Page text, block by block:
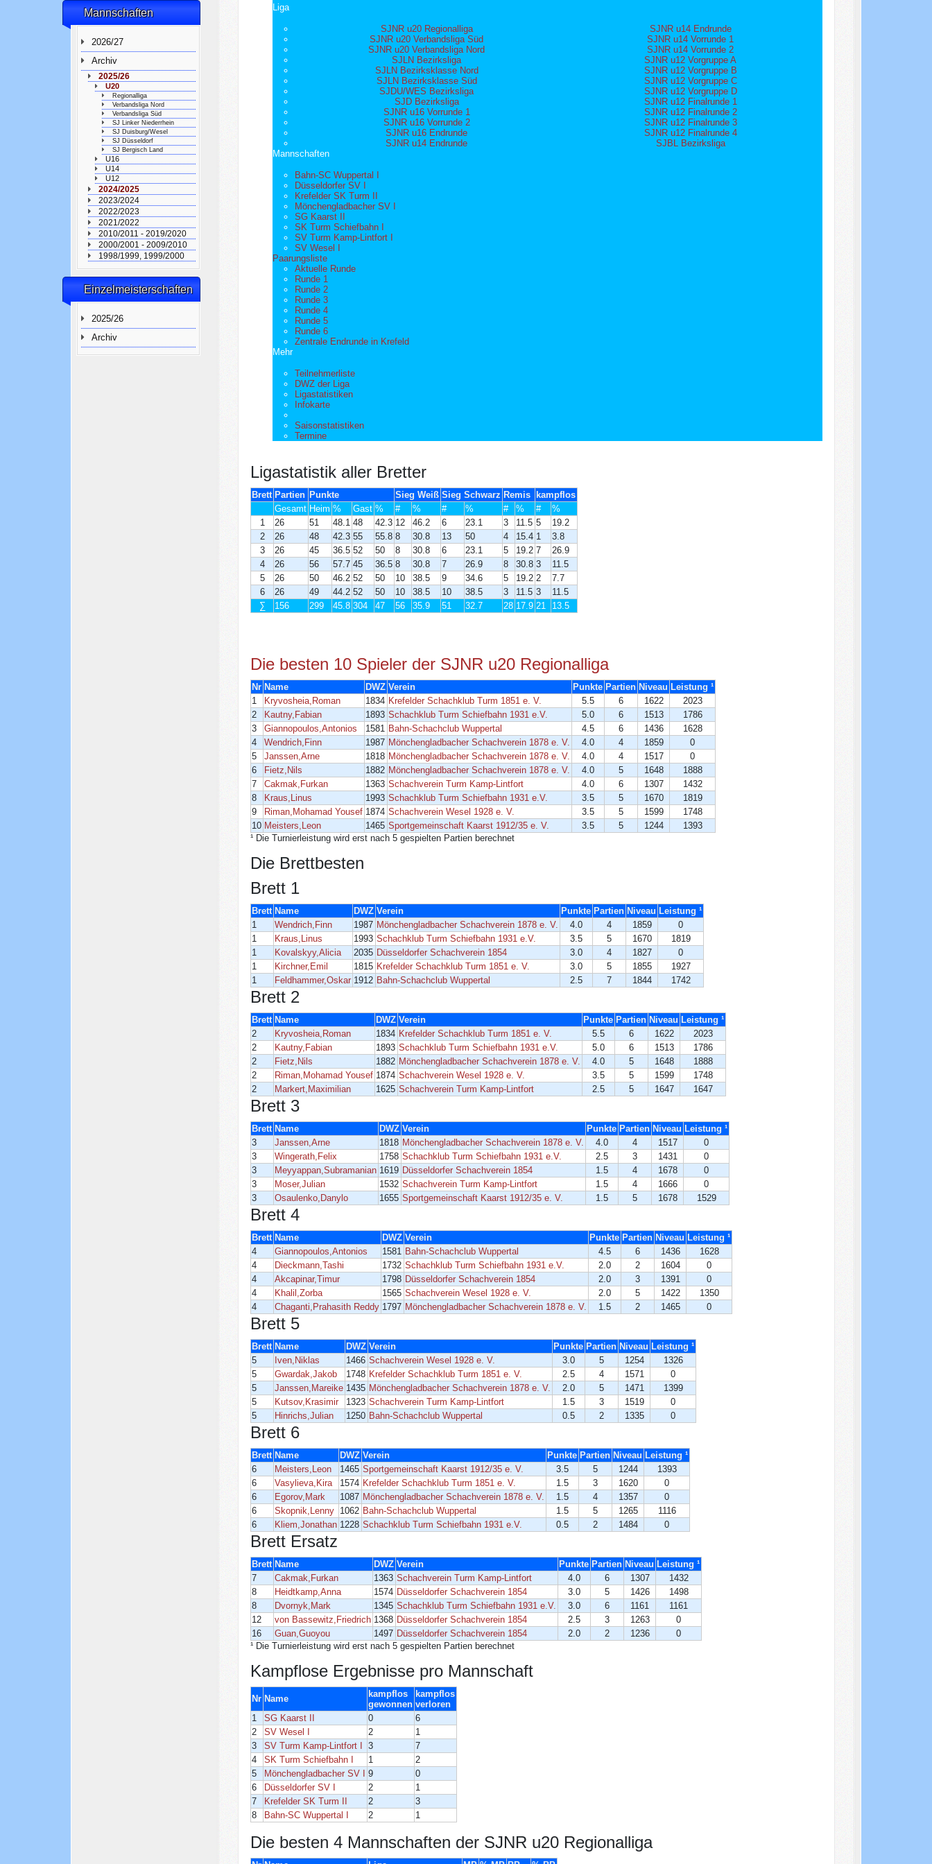
Mannschaften
2026/27
Archiv
2025/26
U20
Regionalliga
Verbandsliga Nord
Verbandsliga Süd
SJ Linker Niederrhein
SJ Duisburg/Wesel
SJ Düsseldorf
SJ Bergisch Land
U16
U14
U12
2024/2025
2023/2024
2022/2023
2021/2022
2010/2011 - 2019/2020
2000/2001 - 2009/2010
1998/1999, 1999/2000
Einzelmeisterschaften
2025/26
Archiv
Liga
SJNR u20 Regionalliga
SJNR u14 Endrunde
SJNR u20 Verbandsliga Süd
SJNR u14 Vorrunde 1
SJNR u20 Verbandsliga Nord
SJNR u14 Vorrunde 2
SJLN Bezirksliga
SJNR u12 Vorgruppe A
SJLN Bezirksklasse Nord
SJNR u12 Vorgruppe B
SJLN Bezirksklasse Süd
SJNR u12 Vorgruppe C
SJDU/WES Bezirksliga
SJNR u12 Vorgruppe D
SJD Bezirksliga
SJNR u12 Finalrunde 1
SJNR u16 Vorrunde 1
SJNR u12 Finalrunde 2
SJNR u16 Vorrunde 2
SJNR u12 Finalrunde 3
SJNR u16 Endrunde
SJNR u12 Finalrunde 4
SJNR u14 Endrunde
SJBL Bezirksliga
Mannschaften
Bahn-SC Wuppertal I
Düsseldorfer SV I
Krefelder SK Turm II
Mönchengladbacher SV I
SG Kaarst II
SK Turm Schiefbahn I
SV Turm Kamp-Lintfort I
SV Wesel I
Paarungsliste
Aktuelle Runde
Runde 1
Runde 2
Runde 3
Runde 4
Runde 5
Runde 6
Zentrale Endrunde in Krefeld
Mehr
Teilnehmerliste
DWZ der Liga
Ligastatistiken
Infokarte
Saisonstatistiken
Termine
Ligastatistik aller Bretter
Brett Partien Punkte Sieg Weiß Sieg Schwarz Remis
kampflos
Gesamt Heim % Gast % # % # % # % #
%
1
26 51 48.1 48 42.3 12 46.2 6 23.1 3 11.5 5
19.2
2
26 48 42.3 55 55.8 8 30.8 13 50 4 15.4 1
3.8
3
26 45 36.5 52 50 8 30.8 6 23.1 5 19.2 7
26.9
4
26 56 57.7 45 36.5 8 30.8 7 26.9 8 30.8 3
11.5
5
26 50 46.2 52 50 10 38.5 9 34.6 5 19.2 2
7.7
6
26 49 44.2 52 50 10 38.5 10 38.5 3 11.5 3
11.5
∑
156 299 45.8 304 47 56 35.9 51 32.7 28 17.9 21 13.5
Die besten 10 Spieler der SJNR u20 Regionalliga
Nr Name DWZ Verein Punkte Partien Niveau Leistung ¹
1
Kryvosheia,Roman 1834 Krefelder Schachklub Turm 1851 e. V. 5.5 6 1622
2023
2
Kautny,Fabian 1893 Schachklub Turm Schiefbahn 1931 e.V. 5.0 6 1513
1786
3
Giannopoulos,Antonios 1581 Bahn-Schachclub Wuppertal 4.5 6 1436
1628
4
Wendrich,Finn 1987 Mönchengladbacher Schachverein 1878 e. V. 4.0 4 1859
0
5
Janssen,Arne 1818 Mönchengladbacher Schachverein 1878 e. V. 4.0 4 1517
0
6
Fietz,Nils 1882 Mönchengladbacher Schachverein 1878 e. V. 4.0 5 1648
1888
7
Cakmak,Furkan 1363 Schachverein Turm Kamp-Lintfort 4.0 6 1307
1432
8
Kraus,Linus 1993 Schachklub Turm Schiefbahn 1931 e.V. 3.5 5 1670
1819
9
Riman,Mohamad Yousef 1874 Schachverein Wesel 1928 e. V. 3.5 5 1599
1748
10 Meisters,Leon 1465 Sportgemeinschaft Kaarst 1912/35 e. V. 3.5 5 1244
1393
¹ Die Turnierleistung wird erst nach 5 gespielten Partien berechnet
Die Brettbesten
Brett 1
Brett Name DWZ Verein Punkte Partien Niveau Leistung ¹
1
Wendrich,Finn 1987 Mönchengladbacher Schachverein 1878 e. V. 4.0 4 1859
0
1
Kraus,Linus 1993 Schachklub Turm Schiefbahn 1931 e.V. 3.5 5 1670
1819
1
Kovalskyy,Alicia 2035 Düsseldorfer Schachverein 1854 3.0 4 1827
0
1
Kirchner,Emil 1815 Krefelder Schachklub Turm 1851 e. V. 3.0 5 1855
1927
1
Feldhammer,Oskar 1912 Bahn-Schachclub Wuppertal 2.5 7 1844 1742
Brett 2
Brett Name DWZ Verein Punkte Partien Niveau Leistung ¹
2
Kryvosheia,Roman 1834 Krefelder Schachklub Turm 1851 e. V. 5.5 6 1622
2023
2
Kautny,Fabian 1893 Schachklub Turm Schiefbahn 1931 e.V. 5.0 6 1513
1786
2
Fietz,Nils 1882 Mönchengladbacher Schachverein 1878 e. V. 4.0 5 1648
1888
2
Riman,Mohamad Yousef 1874 Schachverein Wesel 1928 e. V. 3.5 5 1599
1748
2
Markert,Maximilian 1625 Schachverein Turm Kamp-Lintfort 2.5 5 1647 1647
Brett 3
Brett Name DWZ Verein Punkte Partien Niveau Leistung ¹
3
Janssen,Arne 1818 Mönchengladbacher Schachverein 1878 e. V. 4.0 4 1517
0
3
Wingerath,Felix 1758 Schachklub Turm Schiefbahn 1931 e.V. 2.5 3 1431
0
3
Meyyappan,Subramanian 1619 Düsseldorfer Schachverein 1854 1.5 4 1678
0
3
Moser,Julian 1532 Schachverein Turm Kamp-Lintfort 1.5 4 1666
0
3
Osaulenko,Danylo 1655 Sportgemeinschaft Kaarst 1912/35 e. V. 1.5 5 1678 1529
Brett 4
Brett Name DWZ Verein Punkte Partien Niveau Leistung ¹
4
Giannopoulos,Antonios 1581 Bahn-Schachclub Wuppertal 4.5 6 1436
1628
4
Dieckmann,Tashi 1732 Schachklub Turm Schiefbahn 1931 e.V. 2.0 2 1604
0
4
Akcapinar,Timur 1798 Düsseldorfer Schachverein 1854 2.0 3 1391
0
4
Khalil,Zorba 1565 Schachverein Wesel 1928 e. V. 2.0 5 1422
1350
4
Chaganti,Prahasith Reddy 1797 Mönchengladbacher Schachverein 1878 e. V. 1.5 2 1465 0
Brett 5
Brett Name DWZ Verein Punkte Partien Niveau Leistung ¹
5
Iven,Niklas 1466 Schachverein Wesel 1928 e. V. 3.0 5 1254
1326
5
Gwardak,Jakob 1748 Krefelder Schachklub Turm 1851 e. V. 2.5 4 1571
0
5
Janssen,Mareike 1435 Mönchengladbacher Schachverein 1878 e. V. 2.0 5 1471
1399
5
Kutsov,Krasimir 1323 Schachverein Turm Kamp-Lintfort 1.5 3 1519
0
5
Hinrichs,Julian 1250 Bahn-Schachclub Wuppertal 0.5 2 1335 0
Brett 6
Brett Name DWZ Verein Punkte Partien Niveau Leistung ¹
6
Meisters,Leon 1465 Sportgemeinschaft Kaarst 1912/35 e. V. 3.5 5 1244
1393
6
Vasylieva,Kira 1574 Krefelder Schachklub Turm 1851 e. V. 1.5 3 1620
0
6
Egorov,Mark 1087 Mönchengladbacher Schachverein 1878 e. V. 1.5 4 1357
0
6
Skopnik,Lenny 1062 Bahn-Schachclub Wuppertal 1.5 5 1265
1116
6
Kliem,Jonathan 1228 Schachklub Turm Schiefbahn 1931 e.V. 0.5 2 1484 0
Brett Ersatz
Brett Name DWZ Verein Punkte Partien Niveau Leistung ¹
7
Cakmak,Furkan 1363 Schachverein Turm Kamp-Lintfort 4.0 6 1307
1432
8
Heidtkamp,Anna 1574 Düsseldorfer Schachverein 1854 3.0 5 1426
1498
8
Dvornyk,Mark 1345 Schachklub Turm Schiefbahn 1931 e.V. 3.0 6 1161
1161
12
von Bassewitz,Friedrich 1368 Düsseldorfer Schachverein 1854 2.5 3 1263
0
16
Guan,Guoyou 1497 Düsseldorfer Schachverein 1854 2.0 2 1236
0
¹ Die Turnierleistung wird erst nach 5 gespielten Partien berechnet
Kampflose Ergebnisse pro Mannschaft
Nr Name
kampflos
gewonnen
kampflos
verloren
1
SG Kaarst II 0
6
2
SV Wesel I 2
1
3
SV Turm Kamp-Lintfort I 3
7
4
SK Turm Schiefbahn I 1
2
5
Mönchengladbacher SV I 9
0
6
Düsseldorfer SV I 2
1
7
Krefelder SK Turm II 2
3
8
Bahn-SC Wuppertal I 2 1
Die besten 4 Mannschaften der SJNR u20 Regionalliga